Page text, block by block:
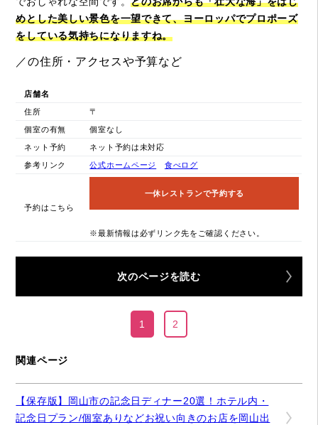
めとした美しい景色を一望できて、ヨーロッパでプロポーズ
をしている気持ちになりますね。
／の住所・アクセスや予算など
店舗名
住所 〒
個室の有無 個室なし
ネット予約 ネット予約は未対応
参考リンク 公式ホームページ 食べログ
予約はこちら
一休レストランで予約する
※最新情報は必ずリンク先をご確認ください。
次のページを読む
1 2
関連ページ
【保存版】岡山市の記念日ディナー20選！ホテル内・
記念日プラン/個室ありなどお祝い向きのお店を岡山出